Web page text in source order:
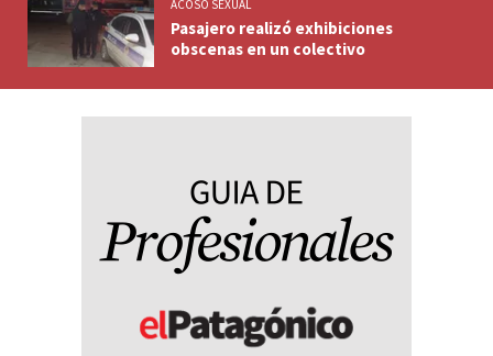
ACOSO SEXUAL
Pasajero realizó exhibiciones
obscenas en un colectivo